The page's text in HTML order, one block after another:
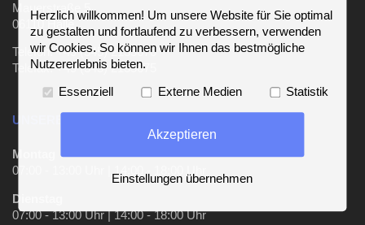
Mauerstraße 5
06110 Halle
Telefon: +49 (345) 2135670
Telefax: +49 (345) 2135675
UNSERE SPRECHZEITEN
Montag
07:00 - 13:00 Uhr | 14:00 - 18:00 Uhr
Dienstag
07:00 - 13:00 Uhr | 14:00 - 18:00 Uhr
Herzlich willkommen! Um unsere Website für Sie optimal
zu gestalten und fortlaufend zu verbessern, verwenden
wir Cookies. So können wir Ihnen das bestmögliche
Nutzererlebnis bieten.
Essenziell Externe Medien Statistik
Akzeptieren
Einstellungen übernehmen